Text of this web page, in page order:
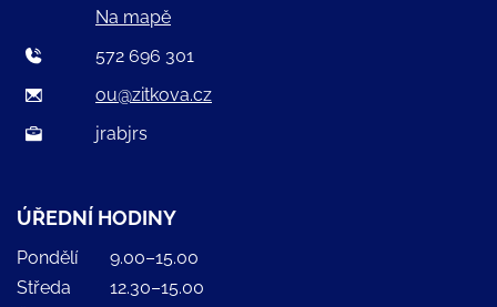
Na mapě
572 696 301
ou@zitkova.cz
jrabjrs
ÚŘEDNÍ HODINY
Pondělí
9.00–15.00
Středa
12.30–15.00